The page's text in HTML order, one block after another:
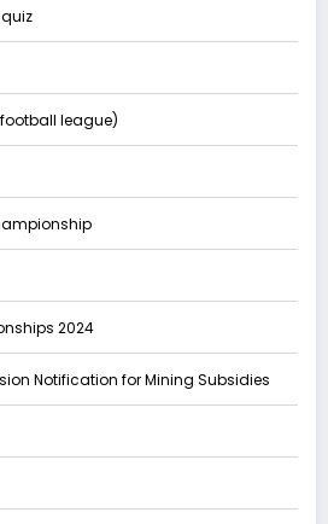
league)
2024
Notification for Mining Subsidies